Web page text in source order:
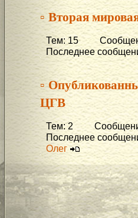
▫ Вторая
Тем: 15
Последнее
▫
ЦГВ
Тем: 2
Последнее
Олег